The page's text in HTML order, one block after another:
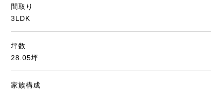
採用情報
間取り
3LDK
坪数
28.05坪
家族構成